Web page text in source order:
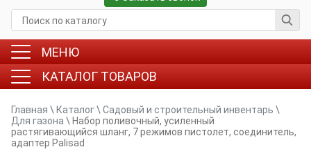
МЕНЮ
КАТАЛОГ ТОВАРОВ
Главная \ Каталог\ Садовый и строительный инвентарь \
Для газона \ Набор поливочный, усиленный
растягивающийся шланг, 7 режимов пистолет, соединитель,
адаптер Palisad